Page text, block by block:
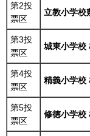
第2投
票区
立教小学
第3投
票区
城東小学校
第4投
票区
精義小学校
第5投
票区
修徳小学校